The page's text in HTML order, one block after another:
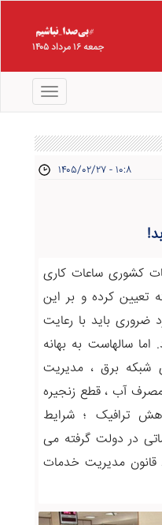
جمعه ۱۶ مرداد ۱۴۰۵
منو
۱۴۰۵/۰۲/۲۷ - ۱۰:۸
کشوری ساعات کاری
در هفته تعیین کرده و بر این
ضروری باید با رعایت
اما سالهاست به بهانه
شبکه برق ، مدیریت
آب ، قطع زنجیره
ترافیک ؛ شرایط
در دولت گرفته می
شود که برخلاف روح ماده ۸۷ قانون مدیریت خدمات